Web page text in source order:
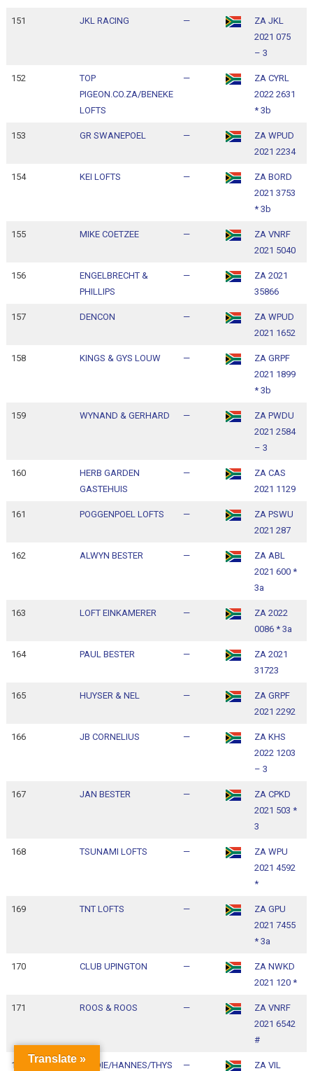
151 JKL RACING —
ZA JKL
2021 075
– 3
152
TOP
PIGEON.CO.ZA/BENEKE
LOFTS
—
ZA CYRL
2022 2631
* 3b
153 GR SWANEPOEL —
ZA WPUD
2021 2234
154 KEI LOFTS —
ZA BORD
2021 3753
* 3b
155 MIKE COETZEE —
ZA VNRF
2021 5040
156
ENGELBRECHT &
PHILLIPS
—
ZA 2021
35866
157 DENCON —
ZA WPUD
2021 1652
158 KINGS & GYS LOUW —
ZA GRPF
2021 1899
* 3b
159 WYNAND & GERHARD —
ZA PWDU
2021 2584
– 3
160
HERB GARDEN
GASTEHUIS
—
ZA CAS
2021 1129
161 POGGENPOEL LOFTS —
ZA PSWU
2021 287
162 ALWYN BESTER —
ZA ABL
2021 600 *
3a
163 LOFT EINKAMERER —
ZA 2022
0086 * 3a
164 PAUL BESTER —
ZA 2021
31723
165 HUYSER & NEL —
ZA GRPF
2021 2292
166 JB CORNELIUS —
ZA KHS
2022 1203
– 3
167 JAN BESTER —
ZA CPKD
2021 503 *
3
168 TSUNAMI LOFTS —
ZA WPU
2021 4592
*
169 TNT LOFTS —
ZA GPU
2021 7455
* 3a
170 CLUB UPINGTON —
ZA NWKD
2021 120 *
171 ROOS & ROOS —
ZA VNRF
2021 6542
#
172 FERDIE/HANNES/THYS — ZA VIL
Translate »